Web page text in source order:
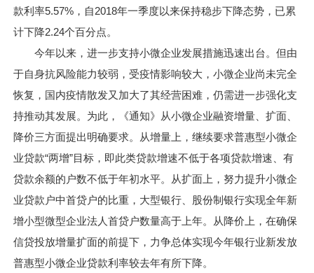
款利率5.57%，自2018年一季度以来保持稳步下降态势，已累
计下降2.24个百分点。
今年以来，进一步支持小微企业发展措施迅速出台。但由
于自身抗风险能力较弱，受疫情影响较大，小微企业尚未完全
恢复，国内疫情散发又加大了其经营困难，仍需进一步强化支
持推动其发展。为此，《通知》从小微企业融资增量、扩面、
降价三方面提出明确要求。从增量上，继续要求普惠型小微企
业贷款“两增”目标，即此类贷款增速不低于各项贷款增速、有
贷款余额的户数不低于年初水平。从扩面上，努力提升小微企
业贷款户中首贷户的比重，大型银行、股份制银行实现全年新
增小型微型企业法人首贷户数量高于上年。从降价上，在确保
信贷投放增量扩面的前提下，力争总体实现今年银行业新发放
普惠型小微企业贷款利率较去年有所下降。